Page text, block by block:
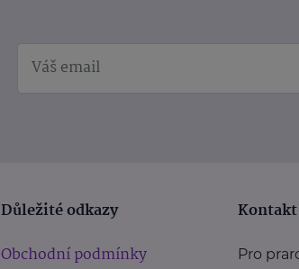
Důležité odkazy
Obchodní podmínky
Kontakt
Pro